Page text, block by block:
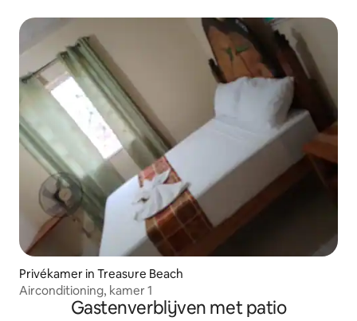
Privékamer in Treasure Beach
Airconditioning, kamer 1
Gastenverblijven met patio